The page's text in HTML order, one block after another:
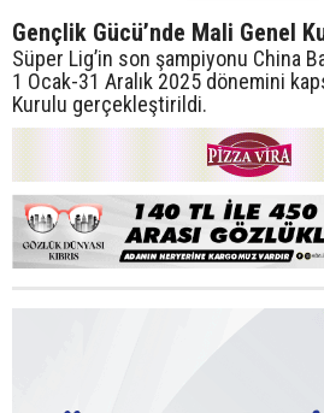
Gençlik Gücü’nde Mali Genel
Süper Lig’in son şampiyonu China
1 Ocak-31 Aralık 2025 dönemini
Kurulu gerçekleştirildi.